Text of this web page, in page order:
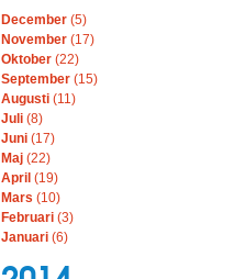
December (5)
November (17)
Oktober (22)
September (15)
Augusti (11)
Juli (8)
Juni (17)
Maj (22)
April (19)
Mars (10)
Februari (3)
Januari (6)